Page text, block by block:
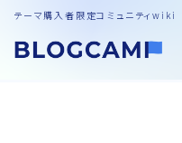
テーマ購入者限定コミュニティwiki